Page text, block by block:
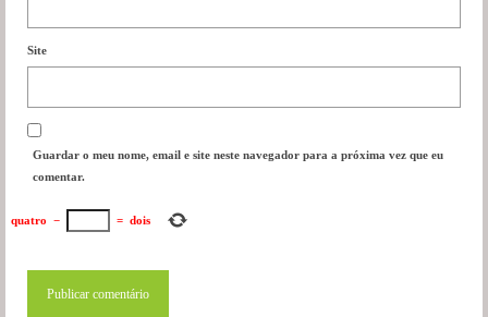
Site
Guardar o meu nome, email e site neste navegador para a próxima vez que eu
comentar.
quatro − = dois